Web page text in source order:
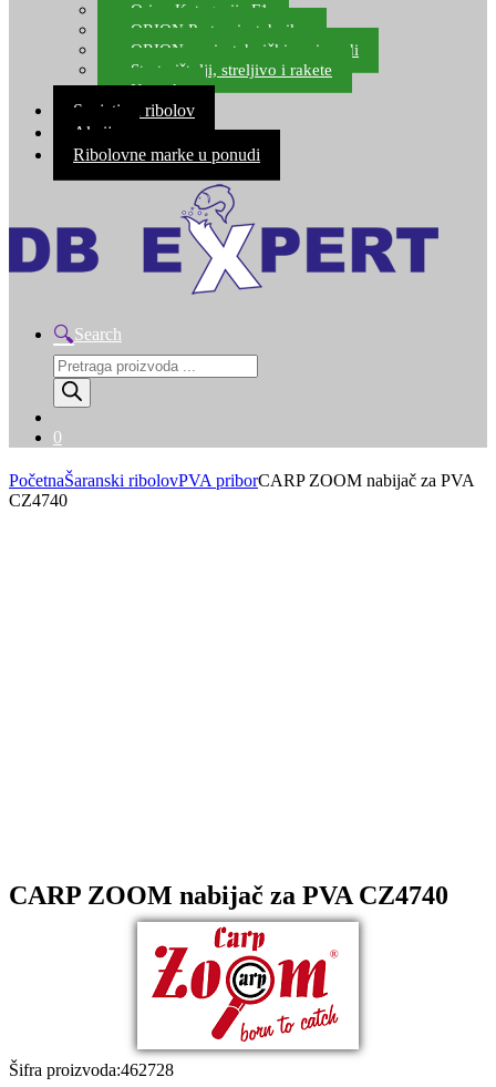
Orion Kategorija F1
ORION Party pirotehnika
ORION nepirotehnički proizvodi
Start pištolji, streljivo i rakete
Kontakt
Savjeti za ribolov
Akcija
Ribolovne marke u ponudi
Search
Products
search
0
PočetnaŠaranski ribolovPVA priborCARP ZOOM nabijač za PVA
CZ4740
CARP ZOOM nabijač za PVA CZ4740
Šifra proizvoda:462728